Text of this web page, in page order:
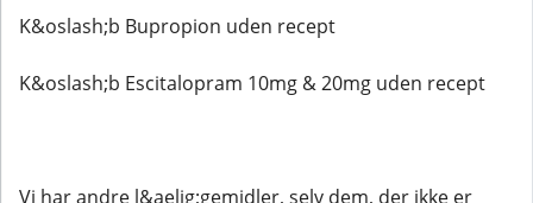
K&oslash;b Bupropion uden recept
K&oslash;b Escitalopram 10mg & 20mg uden recept
Vi har andre l&aelig;gemidler, selv dem, der ikke er